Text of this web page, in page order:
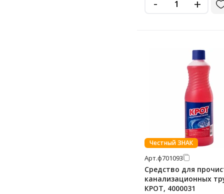
+
Честный ЗНАК
Арт.ф701093
Средство для
канализационных
КРОТ, 4000031